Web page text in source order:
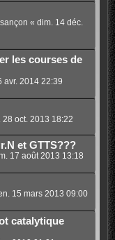
« dim. 14 déc.
les courses de
avr. 2014 22:39
28 oct. 2013 18:22
et GTTS???
17 août 2013 13:18
15 mars 2013 09:00
catalytique